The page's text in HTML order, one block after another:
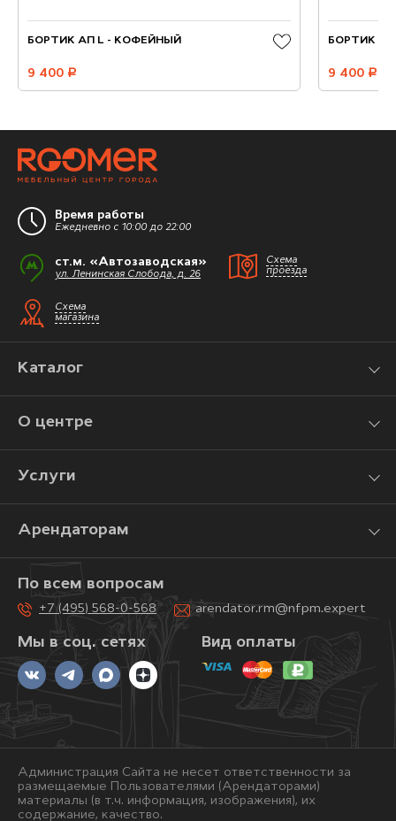
БОРТИК АП L - КОФЕЙНЫЙ
9 400 руб.
БОРТИК
9 400 руб.
Время работы
Ежедневно с 10:00 до 22:00
ст.м. «Автозаводская»
ул. Ленинская Слобода, д. 26
Схема
проезда
Схема
магазина
Каталог
О центре
Услуги
Арендаторам
Мы в соц. сетях
По всем вопросам
+7 (495) 568-0-568 arendator.rm@nfpm.expert
Вид оплаты
Администрация Сайта не несет ответственности за
размещаемые Пользователями (Арендаторами)
материалы (в т.ч. информация, изображения), их
содержание, качество.